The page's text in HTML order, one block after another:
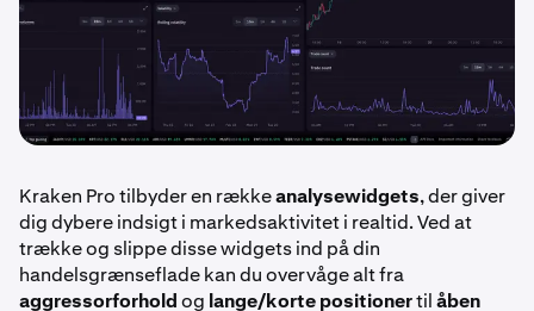
Kraken Pro tilbyder en rækkeanalysewidgets, der giver
dig dybere indsigt i markedsaktivitet i realtid. Ved at
trække og slippe disse widgets ind på din
handelsgrænseflade kan du overvåge alt fra
aggressorforholdog lange/korte positionertilåben